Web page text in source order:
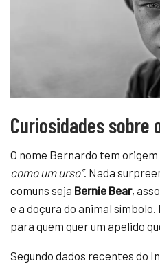
Curiosidades sobre
O nome Bernardo tem
como um urso”. Nada
comuns seja Bernie Bear,
e a doçura do animal
para quem quer um apelido
Segundo dados recentes do